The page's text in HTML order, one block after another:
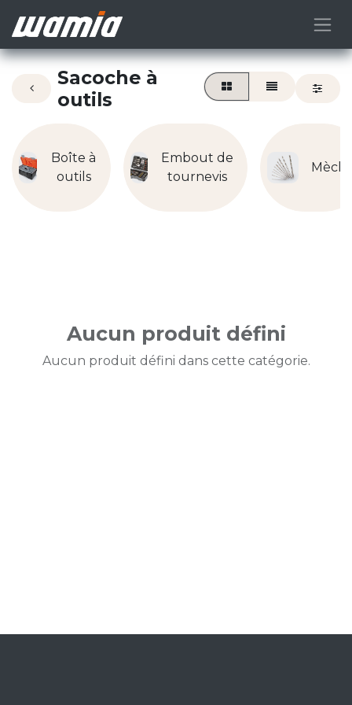
Sacoche à
outils
Boîte à
outils
Embout de
tournevis
Aucun produit défini
Aucun produit défini dans cette catégorie.